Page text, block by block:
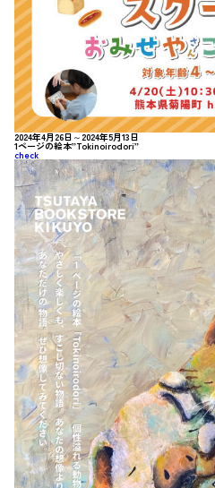
2024年4月26日～2024年5月13日
1ページの絵本”Tokinoirodori”
check